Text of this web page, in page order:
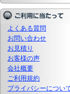
よくある質問
お問い合わせ
お見積り
お客様の声
会社概要
ご利用規約
プライバシーについ